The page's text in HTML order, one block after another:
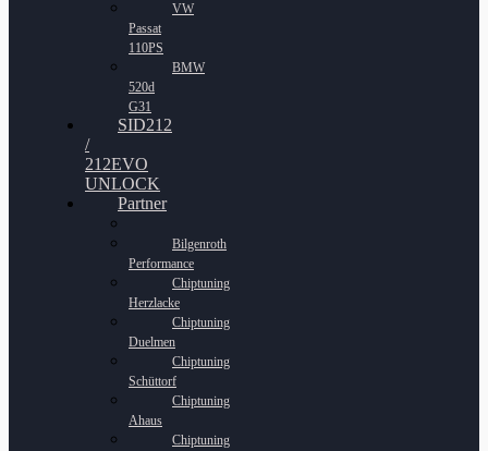
VW
Passat
110PS
BMW
520d
G31
SID212
/
212EVO
UNLOCK
Partner
Bilgenroth
Performance
Chiptuning
Herzlacke
Chiptuning
Duelmen
Chiptuning
Schüttorf
Chiptuning
Ahaus
Chiptuning